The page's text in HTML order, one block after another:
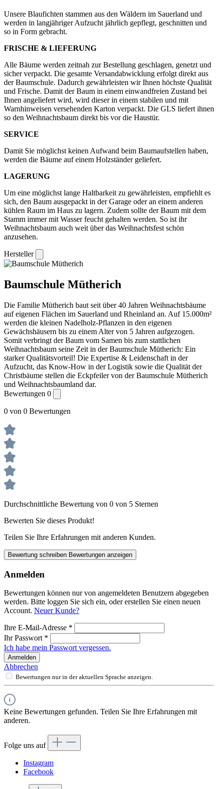
Unsere Blaufichten stammen aus den Wäldern im Sauerland und
werden in langjähriger Aufzucht jährlich gepflegt, geschnitten und
so in Form gebracht.
FRISCHE & LIEFERUNG
Alle Bäume werden zeitnah zur Bestellung geschlagen, genetzt und
sicher verpackt. Die gesamte Versandabwicklung erfolgt direkt aus
der Baumschule. Dadurch gewährleisten wir Ihnen höchste Qualität
und Frische. Damit der Baum in einem einwandfreien Zustand bei
Ihnen angeliefert wird, wird dieser in einem stabilen und mit
Warnhinweisen versehenden Karton verpackt. Die GLS liefert ihnen
so den Weihnachtsbaum direkt bis vor die Haustür.
SERVICE
Damit Sie möglichst keinen Aufwand beim Baumaufstellen haben,
werden die Bäume auf einem Holzständer geliefert.
LAGERUNG
Um eine möglichst lange Haltbarkeit zu gewährleisten, empfiehlt es
sich, den Baum ausgepackt in der Garage oder an einem anderen
kühlen Raum im Haus zu lagern. Zudem sollte der Baum mit dem
Stamm immer mit Wasser feucht gehalten werden. So ist ihr
Weihnachtsbaum auch weit über das Weihnachtsfest schön
anzusehen.
Hersteller
Baumschule Mütherich
Die Familie Mütherich baut seit über 40 Jahren Weihnachtsbäume
auf eigenen Flächen im Sauerland und Rheinland an. Auf 15.000m²
werden die kleinen Nadelholz-Pflanzen in den eigenen
Gewächshäusern bis zu einem Alter von 5 Jahren aufgezogen.
Somit verbringt der Baum vom Samen bis zum stattlichen
Weihnachtsbaum seine Zeit in der Baumschule Mütherich: Ein
starker Qualitätsvorteil! Die Expertise & Leidenschaft in der
Aufzucht, das Know-How in der Logistik sowie die Qualität der
Christbäume stellen die Eckpfeiler von der Baumschule Mütherich
und Weihnachtsbaumland dar.
Bewertungen 0
0 von 0 Bewertungen
Durchschnittliche Bewertung von 0 von 5 Sternen
Bewerten Sie dieses Produkt!
Teilen Sie Ihre Erfahrungen mit anderen Kunden.
Bewertung schreiben Bewertungen anzeigen
Anmelden
Bewertungen können nur von angemeldeten Benutzern abgegeben
werden. Bitte loggen Sie sich ein, oder erstellen Sie einen neuen
Account. Neuer Kunde?
Ihre E-Mail-Adresse *
Ihr Passwort *
Ich habe mein Passwort vergessen.
Anmelden
Abbrechen
Bewertungen nur in der aktuellen Sprache anzeigen.
Keine Bewertungen gefunden. Teilen Sie Ihre Erfahrungen mit
anderen.
Folge uns auf
Instagram
Facebook